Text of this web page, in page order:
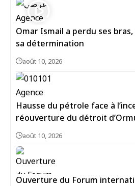
Omar Ismail a perdu ses
sa détermination
août 10, 2026
Hausse du pétrole face à
réouverture du détroit
août 10, 2026
Ouverture du Forum